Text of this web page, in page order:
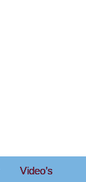
Video’s